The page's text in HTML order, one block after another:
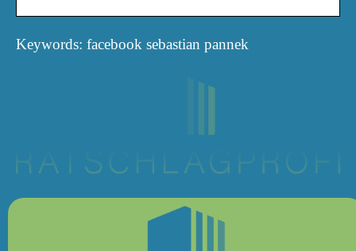
Keywords: facebook sebastian pannek